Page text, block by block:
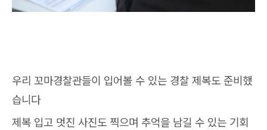
우리 꼬마경찰관들이 입어볼 수 있는 경찰 제복도 준비했
습니다
제복 입고 멋진 사진도 찍으며 추억을 남길 수 있는 기회